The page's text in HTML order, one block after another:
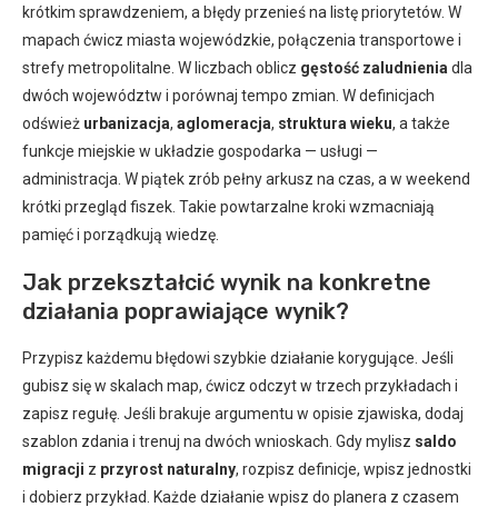
krótkim sprawdzeniem, a błędy przenieś na listę priorytetów. W
mapach ćwicz miasta wojewódzkie, połączenia transportowe i
strefy metropolitalne. W liczbach oblicz gęstość zaludnienia dla
dwóch województw i porównaj tempo zmian. W definicjach
odśwież urbanizacja, aglomeracja, struktura wieku, a także
funkcje miejskie w układzie gospodarka — usługi —
administracja. W piątek zrób pełny arkusz na czas, a w weekend
krótki przegląd fiszek. Takie powtarzalne kroki wzmacniają
pamięć i porządkują wiedzę.
Jak przekształcić wynik na konkretne
działania poprawiające wynik?
Przypisz każdemu błędowi szybkie działanie korygujące. Jeśli
gubisz się w skalach map, ćwicz odczyt w trzech przykładach i
zapisz regułę. Jeśli brakuje argumentu w opisie zjawiska, dodaj
szablon zdania i trenuj na dwóch wnioskach. Gdy mylisz saldo
migracji z przyrost naturalny, rozpisz definicje, wpisz jednostki
i dobierz przykład. Każde działanie wpisz do planera z czasem